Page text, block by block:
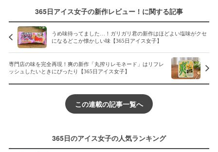
365日アイス女子の新作レビュー！に関する記事
うめ味待ってました…！ガリガリ君の新作はほどよい塩味がクセ
になるどこか懐かしい味【365日アイス女子】
専門店の味を完全再現！爽の新作「丸搾りレモネード」はリフレ
ッシュしたいときにぴったり【365日アイス女子】
この連載の記事一覧へ
365日のアイス女子の人気ランキング